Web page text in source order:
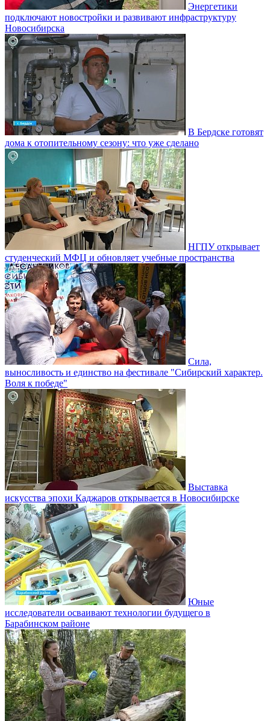
Энергетики
подключают новостройки и развивают инфраструктуру
Новосибирска
В Бердске готовят
дома к отопительному сезону: что уже сделано
НГПУ открывает
студенческий МФЦ и обновляет учебные пространства
Сила,
выносливость и единство на фестивале "Сибирский характер.
Воля к победе"
Выставка
искусства эпохи Каджаров открывается в Новосибирске
Юные
исследователи осваивают технологии будущего в
Барабинском районе